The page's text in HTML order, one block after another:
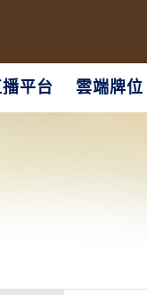
平台 雲端牌位